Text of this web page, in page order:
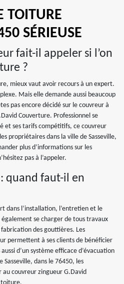
TOITURE
SÉRIEUSE
fait-il appeler si l’on
?
mieux vaut avoir recours à un expert.
Mais elle demande aussi beaucoup
pas encore décidé sur le couvreur à
Couverture. Professionnel se
et ses tarifs compétitifs, ce couvreur
propriétaires dans la ville de Sasseville,
plus d’informations sur les
pas à l’appeler.
quand faut-il en
dans l’installation, l’entretien et le
se charger de tous travaux
des gouttières. Les
permettent à ses clients de bénéficier
d’un système efficace d’évacuation
Sasseville, dans le 76450, les
couvreur zingueur G.David